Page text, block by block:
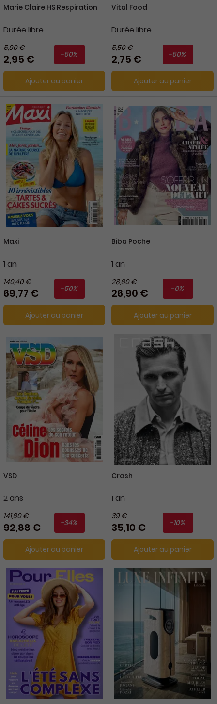
Marie Claire HS Respiration
Durée libre
5,90 €
2,95 € -50%
Ajouter au panier
Vital Food
Durée libre
5,50 €
2,75 € -50%
Ajouter au panier
Maxi
1 an
140,40 €
69,77 € -50%
Ajouter au panier
Biba Poche
1 an
28,60 €
26,90 € -6%
Ajouter au panier
VSD
2 ans
141,60 €
92,88 € -34%
Ajouter au panier
Crash
1 an
39 €
35,10 € -10%
Ajouter au panier